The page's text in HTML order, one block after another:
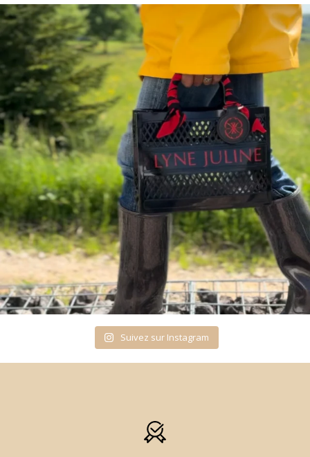
Suivez sur Instagram